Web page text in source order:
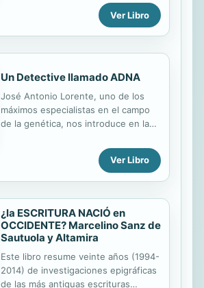
Language, Language Variation, and
Second Language Acquisition are
concisely and accurately outlined,
Ver Libro
Un Detective llamado ADNA
José Antonio Lorente, uno de los
máximos especialistas en el campo
de la genética, nos introduce en la
ADN. Con un estilo apto para el
público no especializado, el científico
del genoma humano, la criminalística
y las ciencias forenses (cómo
resolver un crimen gracias a los
testimonios genéticos), los orígenes
del hombre y las distintas razas
siguiendo la herencia del ADN?En
Ver Libro
¿la ESCRITURA NACIÓ en
OCCIDENTE? Marcelino Sanz de
Sautuola y Altamira
Este libro resume veinte años (1994-
2014) de investigaciones epigráficas
de las más antiguas escrituras